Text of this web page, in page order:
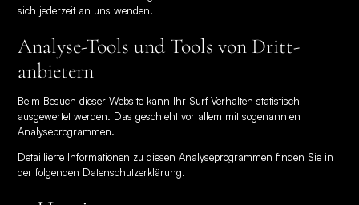
sich jederzeit an uns wenden.
Analyse-Tools und Tools von Dritt­
anbietern
Beim Besuch dieser Website kann Ihr Surf-Verhalten statistisch
ausgewertet werden. Das geschieht vor allem mit sogenannten
Analyseprogrammen.
Detaillierte Informationen zu diesen Analyseprogrammen finden Sie in
der folgenden Datenschutzerklärung.